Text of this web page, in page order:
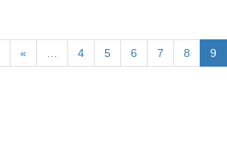
« … 4 5 6 7 8 9